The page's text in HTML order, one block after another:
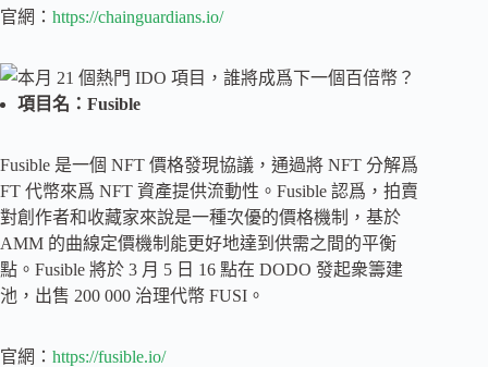
官網： https://chainguardians.io/
項目名：Fusible
Fusible 是一個 NFT 價格發現協議，通過將 NFT 分解爲
FT 代幣來爲 NFT 資產提供流動性。Fusible 認爲，拍賣
對創作者和收藏家來說是一種次優的價格機制，基於
AMM 的曲線定價機制能更好地達到供需之間的平衡
點。Fusible 將於 3 月 5 日 16 點在 DODO 發起衆籌建
池，出售 200 000 治理代幣 FUSI。
官網： https://fusible.io/